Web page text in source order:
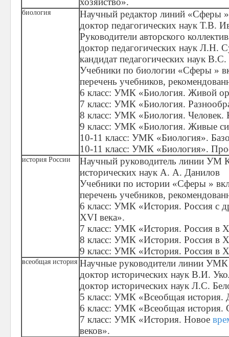
биология
Научный редактор линий «Сферы
доктор педагогических наук Т.В.
Руководители авторского
доктор педагогических наук Л.Н.
кандидат педагогических наук
Учебники по биологии «Сферы »
перечень учебников,
6 класс: УМК «Биология. Живой
7 класс: УМК «Биология.
8 класс: УМК «Биология. Человек.
9 класс: УМК «Биология. Живые
10-11 класс: УМК «Биология».
10-11 класс: УМК «Биология».
история России
Научный руководитель линии УМ
исторических наук А. А. Данилов
Учебники по истории «Сферы »
перечень учебников,
6 класс: УМК «История. Россия с
XVI века».
7 класс: УМК «История. Россия в
8 класс: УМК «История. Россия в
9 класс: УМК «История. Россия в
всеобщая история Научные руководители линии
доктор исторических наук В.И.
доктор исторических наук Л.С.
5 класс: УМК «Всеобщая история.
6 класс: УМК «Всеобщая история.
7 класс: УМК «История. Новое
веков».